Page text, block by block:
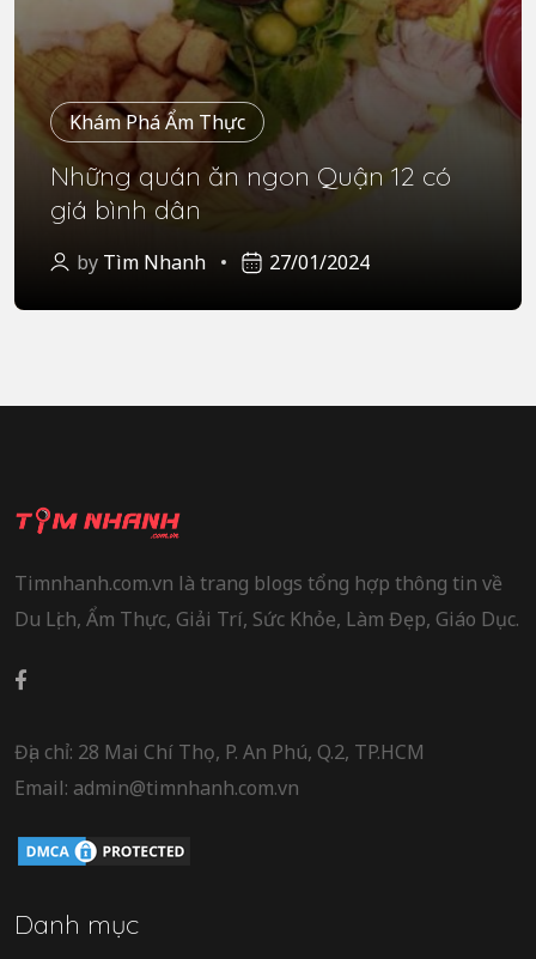
Khám Phá Ẩm Thực
Những quán ăn ngon Quận 12 có
giá bình dân
by Tìm Nhanh 27/01/2024
Timnhanh.com.vn là trang blogs tổng hợp thông tin về
Du Lịch, Ẩm Thực, Giải Trí, Sức Khỏe, Làm Đẹp, Giáo Dục.
Địa chỉ: 28 Mai Chí Thọ, P. An Phú, Q.2, TP.HCM
Email: admin@timnhanh.com.vn
Danh mục